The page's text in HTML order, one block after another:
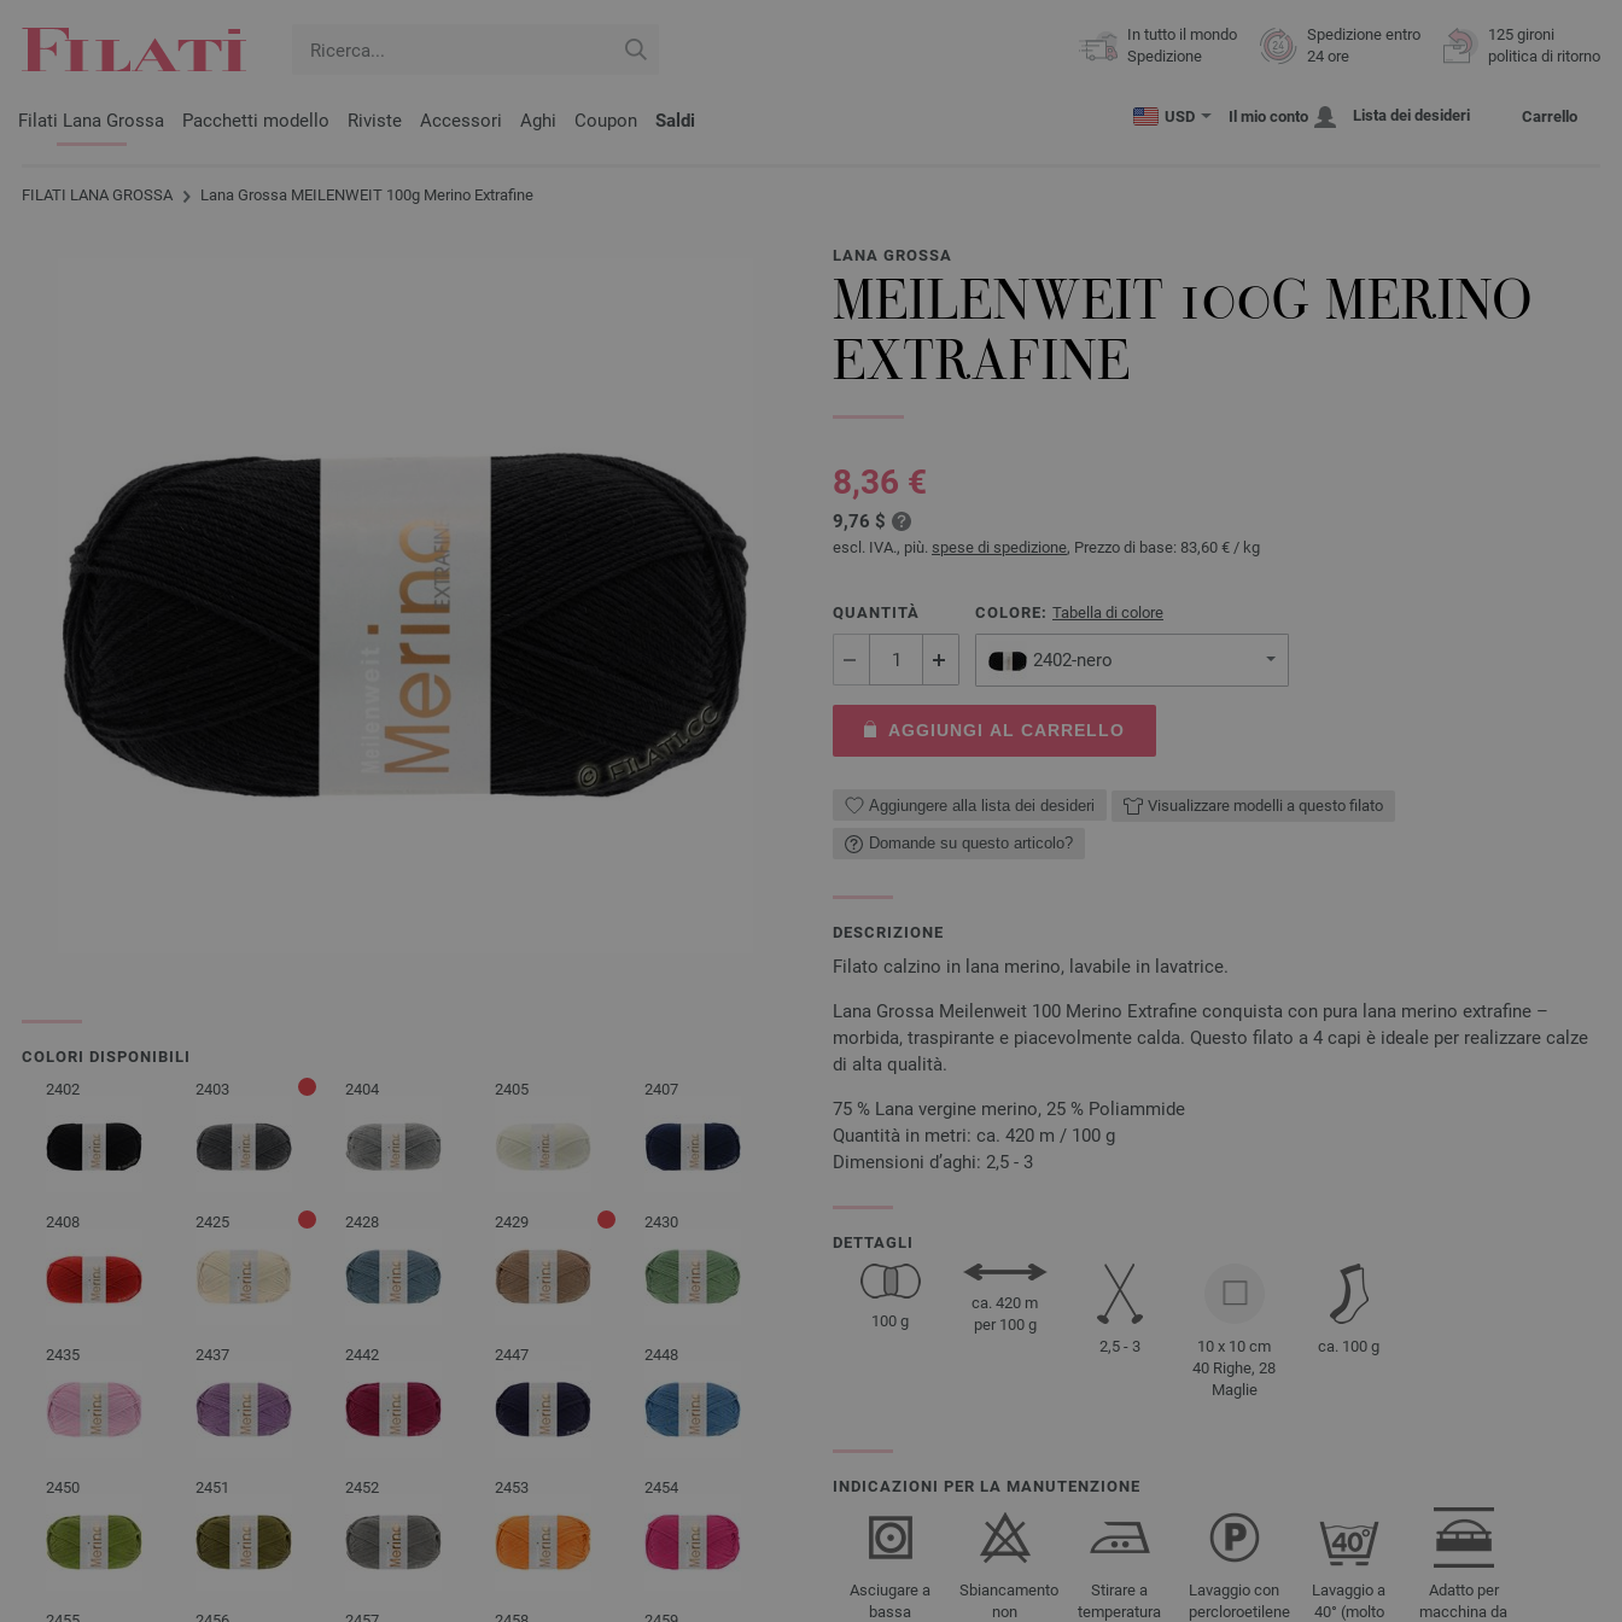
In tutto il mondo
Spedizione
Spedizione entro
24 ore
125 gironi
politica di ritorno
Filati Lana Grossa Pacchetti modello Riviste Accessori Aghi Coupon Saldi USD Il mio conto Lista dei desideri Carrello
FILATI LANA GROSSA Lana Grossa MEILENWEIT 100g Merino Extrafine
COLORI DISPONIBILI
2402
2403 2404 2405 2407
2408 2425 2428 2429 2430
2435 2437 2442 2447 2448
2450 2451 2452 2453 2454
LANA GROSSA
MEILENWEIT 100G MERINO
EXTRAFINE
8,36 €
9,76 $
escl. IVA., più. spese di spedizione, Prezzo di base: 83,60 € / kg
QUANTITÀ COLORE: Tabella di colore
2402-nero
AGGIUNGI AL CARRELLO
Aggiungere alla lista dei desideri Visualizzare modelli a questo filato
Domande su questo articolo?
DESCRIZIONE
Filato calzino in lana merino, lavabile in lavatrice.
Lana Grossa Meilenweit 100 Merino Extrafine conquista con pura lana merino extrafine –
morbida, traspirante e piacevolmente calda. Questo filato a 4 capi è ideale per realizzare calze
di alta qualità.
75 % Lana vergine merino, 25 % Poliammide
Quantità in metri: ca. 420 m / 100 g
Dimensioni d’aghi: 2,5 - 3
DETTAGLI
100 g
ca. 420 m
per 100 g
2,5 - 3
10 x 10 cm
40 Righe, 28
Maglie
ca. 100 g
INDICAZIONI PER LA MANUTENZIONE
Asciugare a
bassa
Sbiancamento
non
Stirare a
temperatura
Lavaggio con
percloroetilene
Lavaggio a
40° (molto
Adatto per
macchina da